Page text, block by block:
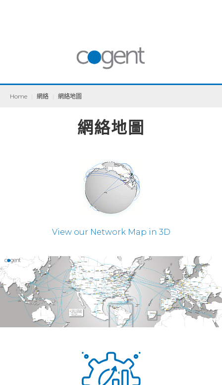
Home 網絡 網絡地圖
網絡地圖
View our Network Map in 3D